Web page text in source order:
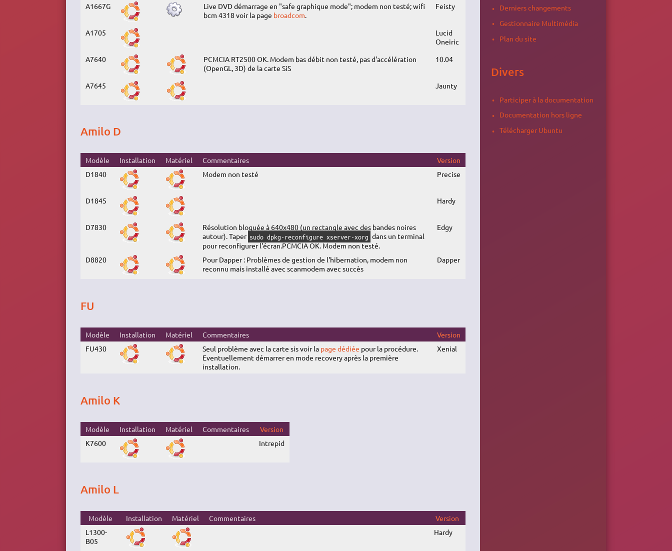
A1667G
Live DVD démarrage en "safe graphique mode"; modem non testé; wifi
bcm 4318 voir la page broadcom
Feisty
A1705
Lucid
Oneiric
A7640
PCMCIA RT2500 OK. Modem bas débit non testé, pas d'accélération
(OpenGL, 3D) de la carte SiS
10.04
A7645 Jaunty
Amilo D
Modèle Installation Matériel Commentaires
Version
D1840
Modem non testé Precise
D1845 Hardy
D7830
Résolution bloquée à 640x480 (un rectangle avec des bandes noires
autour). Taper sudo dpkg-reconfigure xserver-xorg dans un terminal
pour reconfigurer l'écran.PCMCIA OK. Modem non testé.
Edgy
D8820
Pour Dapper : Problèmes de gestion de l'hibernation, modem non
reconnu mais installé avec scanmodem avec succès
Dapper
FU
Modèle Installation Matériel Commentaires
Version
FU430
Seul problème avec la carte sis voir la page dédiée pour la procédure.
Eventuellement démarrer en mode recovery après la première
installation.
Xenial
Amilo K
Modèle Installation Matériel Commentaires
Version
K7600
Intrepid
Amilo L
Modèle Installation Matériel Commentaires
Version
L1300-
B05
Hardy
Derniers changements
Gestionnaire Multimédia
Plan du site
Divers
Participer à la documentation
Documentation hors ligne
Télécharger Ubuntu